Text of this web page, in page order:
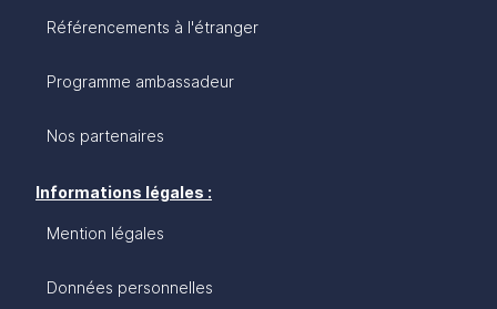
Référencements à l'étranger
Programme ambassadeur
Nos partenaires
Informations légales :
Mention légales
Données personnelles